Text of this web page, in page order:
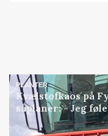
PLANTER
Kvælstofkaos på
såplaner: - Jeg